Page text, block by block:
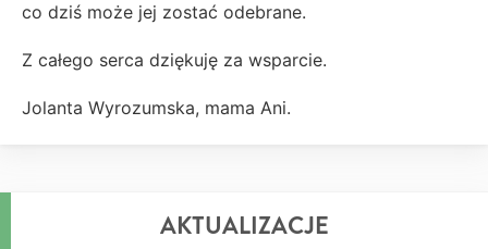
co dziś może jej zostać odebrane.
Z całego serca dziękuję za wsparcie.
Jolanta Wyrozumska, mama Ani.
AKTUALIZACJE